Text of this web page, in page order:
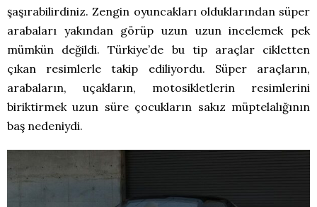
şaşırabilirdiniz. Zengin oyuncakları olduklarından süper
arabaları yakından görüp uzun uzun incelemek pek
mümkün değildi. Türkiye’de bu tip araçlar cikletten
çıkan resimlerle takip ediliyordu. Süper araçların,
arabaların, uçakların, motosikletlerin resimlerini
biriktirmek uzun süre çocukların sakız müptelalığının
baş nedeniydi.